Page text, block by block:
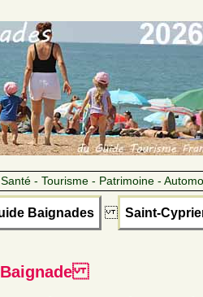
- Tourisme - Patrimoine -
Baignades Saint-
Baignade